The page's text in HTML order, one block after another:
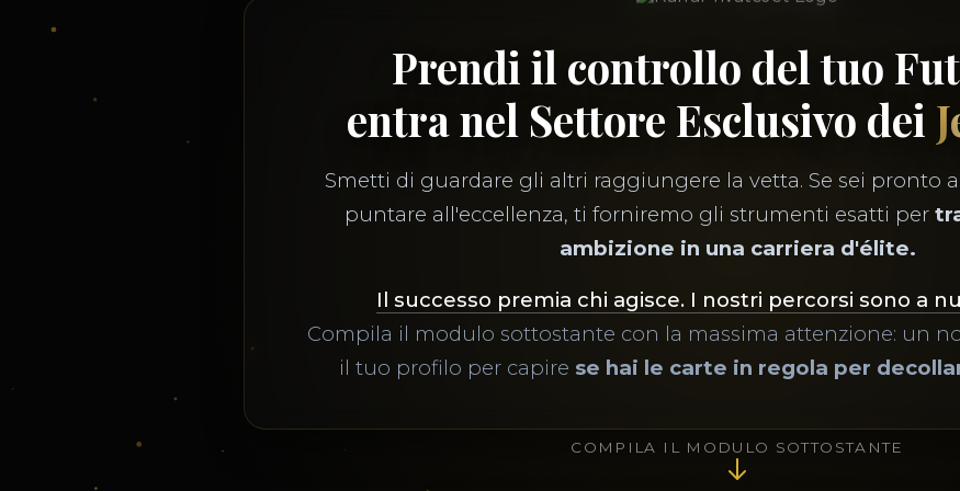
Prendi il controllo del tuo
entra nel Settore Esclusivo dei
Smetti di guardare gli altri raggiungere la vetta. Se sei pronto
puntare all'eccellenza, ti forniremo gli strumenti esatti per
ambizione in una carriera d'élite.
Il successo premia chi agisce. I nostri percorsi sono a
Compila il modulo sottostante con la massima attenzione: un
il tuo profilo per capire se hai le carte in regola per
COMPILA IL MODULO SOTTOSTANTE